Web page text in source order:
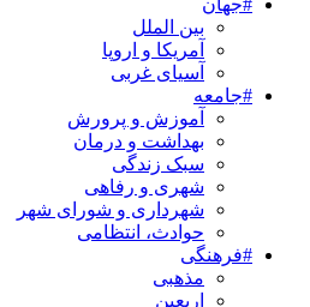
بین الملل
آمریکا و اروپا
آسیای غربی
#جامعه
آموزش و پرورش
بهداشت و درمان
سبک زندگی
شهری و رفاهی
شهرداری و شورای شهر
حوادث، انتظامی
#فرهنگی
مذهبی
اربعین